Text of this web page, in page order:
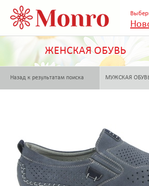
ЖЕНСКАЯ ОБУВЬ
Назад к результатам поиска МУЖСКАЯ